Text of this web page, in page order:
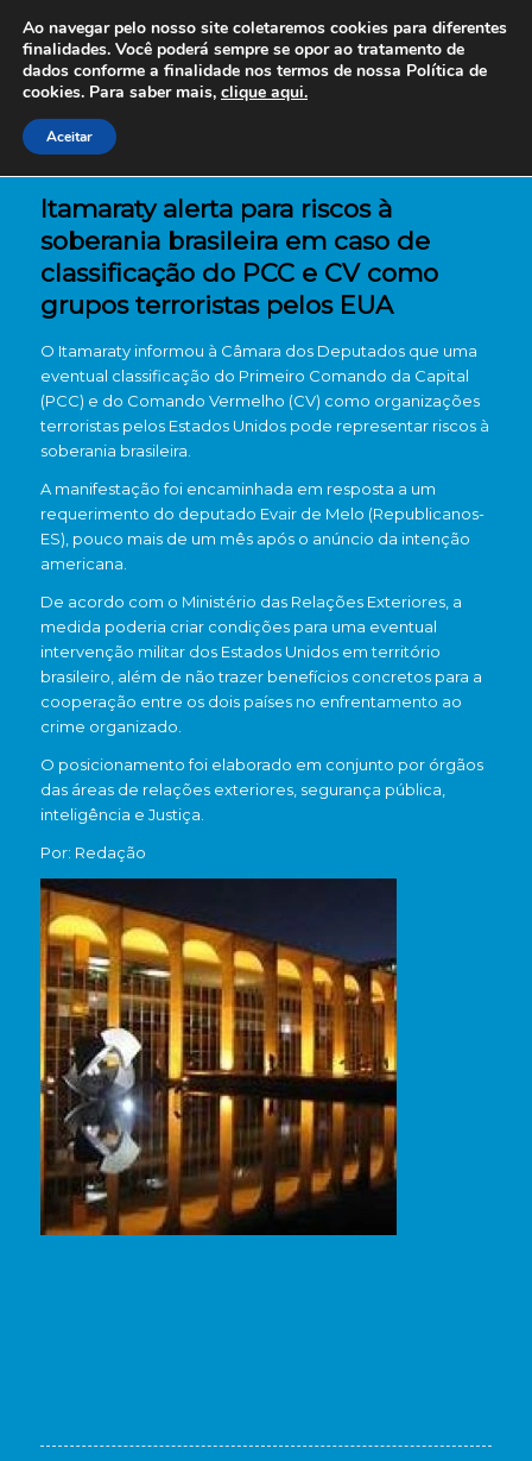
Itamaraty alerta para riscos à
soberania brasileira em caso de
classificação do PCC e CV como
grupos terroristas pelos EUA
O Itamaraty informou à Câmara dos Deputados que uma
eventual classificação do Primeiro Comando da Capital
(PCC) e do Comando Vermelho (CV) como organizações
terroristas pelos Estados Unidos pode representar riscos à
soberania brasileira.
A manifestação foi encaminhada em resposta a um
requerimento do deputado Evair de Melo (Republicanos-
ES), pouco mais de um mês após o anúncio da intenção
americana.
De acordo com o Ministério das Relações Exteriores, a
medida poderia criar condições para uma eventual
intervenção militar dos Estados Unidos em território
brasileiro, além de não trazer benefícios concretos para a
cooperação entre os dois países no enfrentamento ao
crime organizado.
O posicionamento foi elaborado em conjunto por órgãos
das áreas de relações exteriores, segurança pública,
inteligência e Justiça.
Por: Redação
Ao navegar pelo nosso site coletaremos cookies para diferentes
finalidades. Você poderá sempre se opor ao tratamento de
dados conforme a finalidade nos termos de nossa Política de
cookies. Para saber mais, clique aqui.
Aceitar